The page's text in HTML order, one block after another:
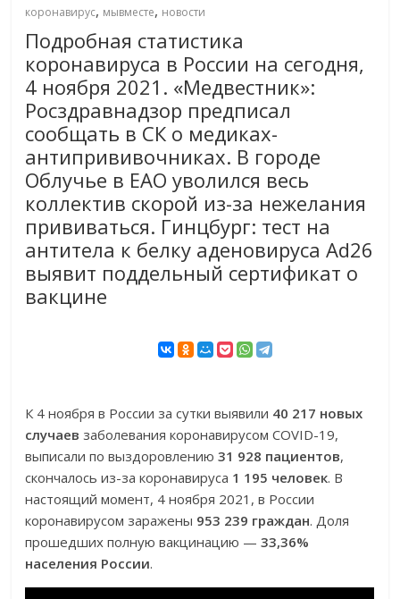
коронавирус, мывместе, новости
Подробная статистика
коронавируса в России на сегодня,
4 ноября 2021. «Медвестник»:
Росздравнадзор предписал
сообщать в СК о медиках-
антипрививочниках. В городе
Облучье в ЕАО уволился весь
коллектив скорой из-за нежелания
прививаться. Гинцбург: тест на
антитела к белку аденовируса Ad26
выявит поддельный сертификат о
вакцине
К 4 ноября в России за сутки выявили 40 217 новых
случаев заболевания коронавирусом COVID-19,
выписали по выздоровлению31 928 пациентов,
скончалось из-за коронавируса 1 195 человек. В
настоящий момент, 4 ноября 2021, в России
коронавирусом заражены 953 239 граждан. Доля
прошедших полную вакцинацию —33,36%
населения России.